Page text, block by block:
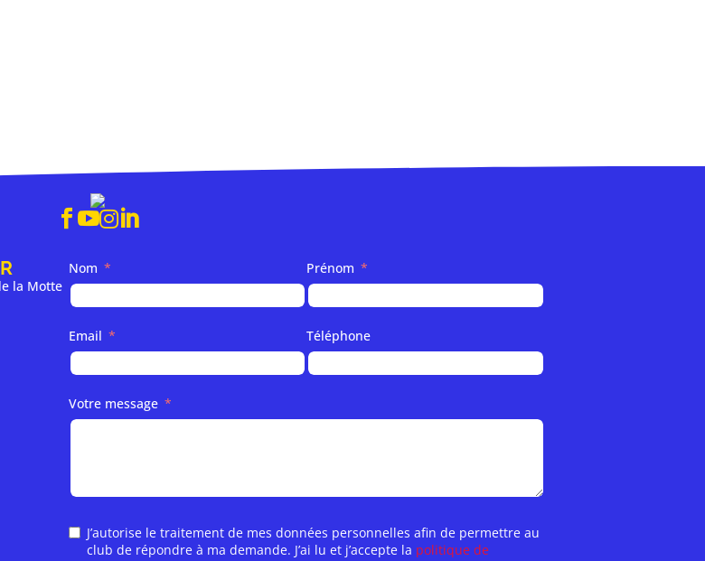
 
la Motte
Nom Prénom
Email Téléphone
Votre message
J’autorise le traitement de mes données personnelles afin de permettre au
club de répondre à ma demande. J’ai lu et j’accepte la politique de